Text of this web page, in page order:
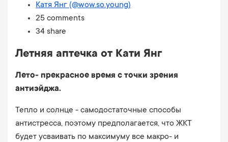
Катя Янг (@wow.so.young)
25 comments
34 share
Летняя аптечка от Кати Янг
Лето- прекрасное время с точки зрения
антиэйджа.
Тепло и солнце - самодостаточные способы
антистресса, поэтому предполагается, что ЖКТ
будет усваивать по максимуму все макро- и